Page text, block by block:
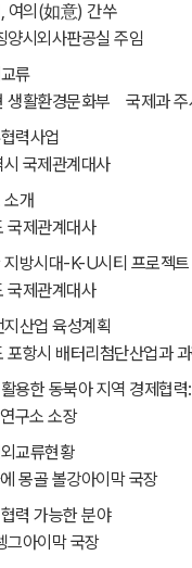
여의(如意) 간쑤
양시외사판공실 주임
류
생활환경문화부 국제과 주
력사업
국제관계대사
소개
국제관계대사
방시대-K-U시티 프로젝
국제관계대사
산업 육성계획
포항시 배터리첨단산업과
용한 동북아 지역 경제협
구소 소장
교류현황
몽골 볼강아이막 국장
력 가능한 분야
그아이막 국장